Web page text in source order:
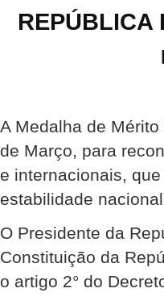
REPÚBLICA
A Medalha de
de Março, para
e internacionais,
estabilidade
O Presidente da
Constituição da
o artigo 2° do